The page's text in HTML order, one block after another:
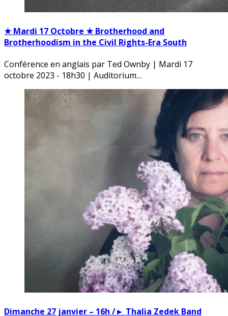
★ Mardi 17 Octobre ★ Brotherhood and
Brotherhoodism in the Civil Rights-Era South
Conférence en anglais par Ted Ownby | Mardi 17
octobre 2023 - 18h30 | Auditorium…
Dimanche 27 janvier – 16h /► Thalia Zedek Band